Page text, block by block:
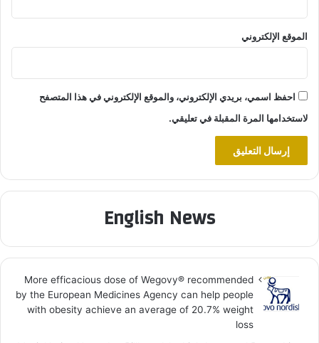
الموقع الإلكتروني
احفظ اسمي، بريدي الإلكتروني، والموقع الإلكتروني في هذا المتصفح
لاستخدامها المرة المقبلة في تعليقي.
English News
More efficacious dose of Wegovy®️ recommended
by the European Medicines Agency can help people
with obesity achieve an average of 20.7% weight
loss